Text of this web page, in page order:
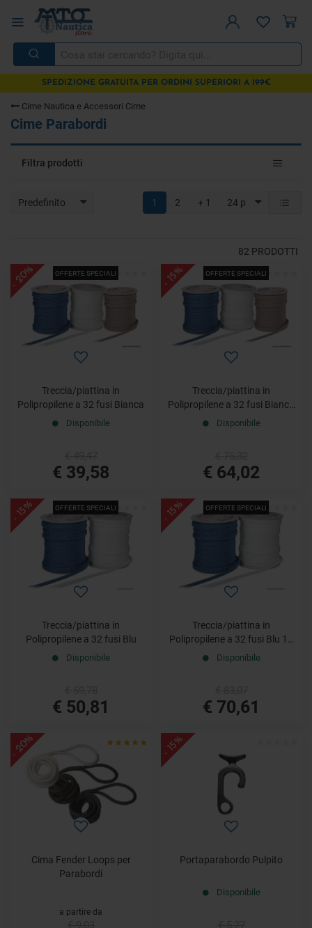
SPEDIZIONE GRATUITA PER ORDINI SUPERIORI A 199€
Cime Nautica e Accessori Cime
Cime Parabordi
Toggle
Filtra prodotti
Predefinito 24 p
1 2 + 1
82 PRODOTTI
OFFERTE SPECIALI
- 20%
Treccia/piattina in
Polipropilene a 32 fusi Bianca
Disponibile
€ 39,58
OFFERTE SPECIALI
- 15%
Treccia/piattina in
Polipropilene a 32 fusi Bianca
14 mm x 50 m
Disponibile
€ 64,02
OFFERTE SPECIALI
- 15%
Treccia/piattina in
Polipropilene a 32 fusi Blu
Disponibile
€ 50,81
OFFERTE SPECIALI
- 15%
Treccia/piattina in
Polipropilene a 32 fusi Blu 14
mm x 50 m
Disponibile
€ 70,61
- 20%
Cima Fender Loops per
Parabordi
a partire da
- 15%
Portaparabordo Pulpito
Disponibile